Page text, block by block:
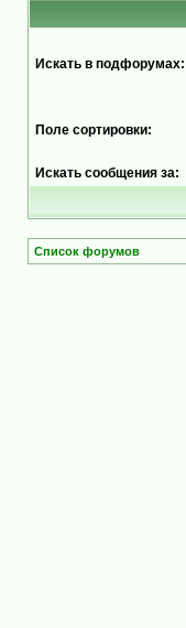
Искать в подфорумах:
Поле сортировки:
Искать сообщения за:
Список форумов